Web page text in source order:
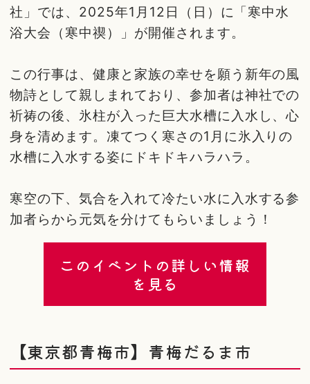
社」では、2025年1月12日（日）に「寒中水
浴大会（寒中禊）」が開催されます。
この行事は、健康と家族の幸せを願う新年の風
物詩として親しまれており、参加者は神社での
祈祷の後、氷柱が入った巨大水槽に入水し、心
身を清めます。凍てつく寒さの1月に氷入りの
水槽に入水する姿にドキドキハラハラ。
寒空の下、気合を入れて冷たい水に入水する参
加者らから元気を分けてもらいましょう！
このイベントの詳しい情報
を見る
【東京都青梅市】青梅だるま市